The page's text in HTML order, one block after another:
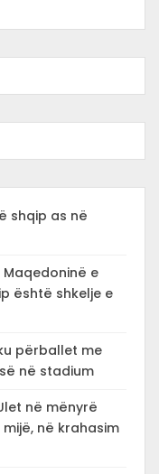
shqip as në
e
është shkelje e
përballet me
në stadium
në mënyrë
në krahasim